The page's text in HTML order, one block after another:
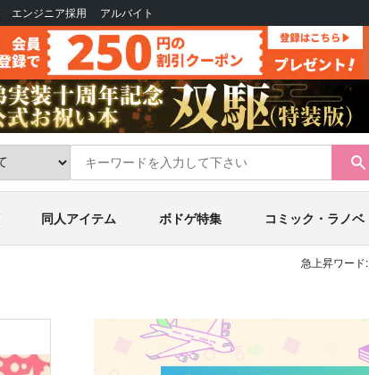
エンジニア採用 アルバイト
同人アイテム ボドゲ特集 コミック・ラノベ
急上昇ワード: